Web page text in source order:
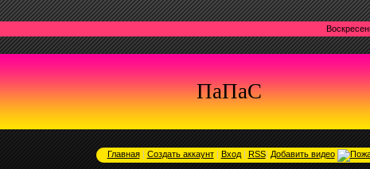
ПаПаС
Главная| Создать аккаунт| Вход| RSS| Добавить видео